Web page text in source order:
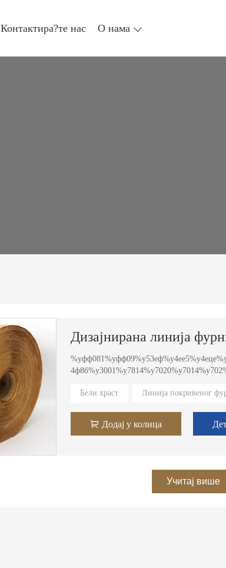
Контактира?те нас О нама
Дизајнирана линија
%у67091-
Бели храст Линија покривеног
Додај у колица
Учитај више